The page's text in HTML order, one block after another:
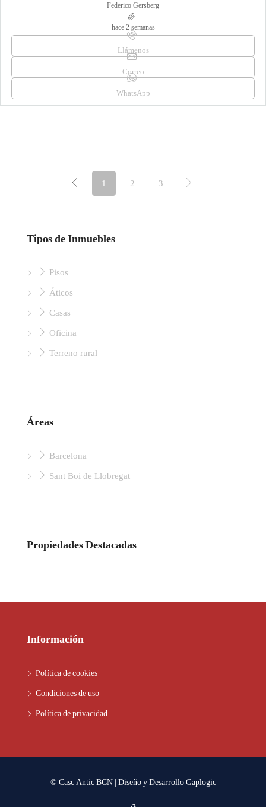
Federico Gersberg
hace 2 semanas
Llámenos
Correo
WhatsApp
1 2 3
Tipos de Inmuebles
Pisos
Áticos
Casas
Oficina
Terreno rural
Áreas
Barcelona
Sant Boi de Llobregat
Propiedades Destacadas
Información
Política de cookies
Condiciones de uso
Política de privacidad
© Casc Antic BCN | Diseño y DesarrolloGaplogic